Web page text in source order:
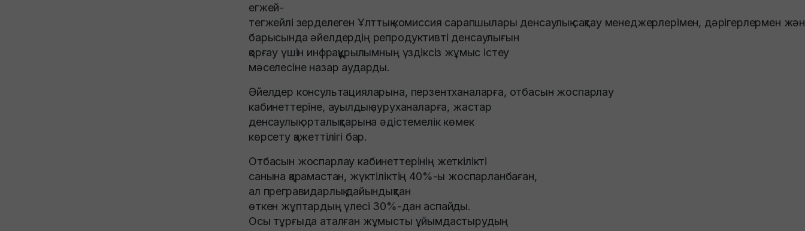
егжей-
тегжейлі зерделеген Ұлттық комиссия сарапшылары денсаулық сақтау менеджерлерімен, дәрігерлермен
барысында әйелдердің репродуктивті денсаулығын
қорғау үшін инфрақұрылымның үздіксіз жұмыс істеу
мәселесіне назар аударды.
Әйелдер консультацияларына, перзентханаларға, отбасын жоспарлау
кабинеттеріне, ауылдық ауруханаларға, жастар
денсаулық орталықтарына әдістемелік көмек
көрсету қажеттілігі бар.
Отбасын жоспарлау кабинеттерінің жеткілікті
санына қарамастан, жүктіліктің 40%-ы жоспарланбаған,
ал прегравидарлық дайындықтан
өткен жұптардың үлесі 30%-дан аспайды.
Осы тұрғыда аталған жұмысты ұйымдастырудың